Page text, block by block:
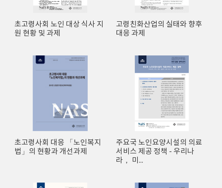
초고령사회 노인 대상 식사 지
원 현황 및 과제
고령친화산업의 실태와 향후
대응 과제
초고령사회 대응 「노인복지
법」의 현황과 개선과제
주요국 노인요양시설의 의료
서비스 제공 정책 - 우리나
라， 미...